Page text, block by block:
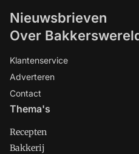
Nieuwsbrieven
Over
Klantenservice
Adverteren
Contact
Thema's
Recepten
Bakkerij